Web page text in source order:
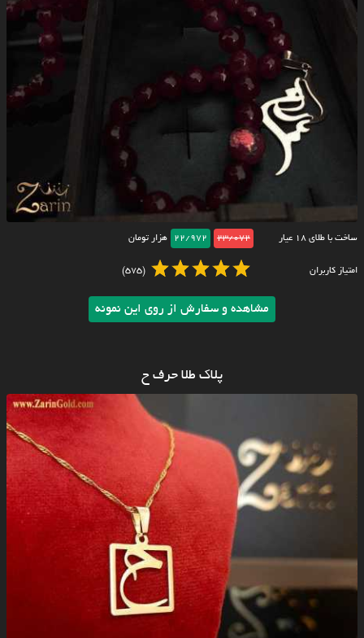
ساخت با طلای ۱۸ عیار 23/072
22/972 هزار تومان
امتیاز کاربران (575)
مشاهده و سفارش از روی این نمونه
پلاک طلا حرف ح